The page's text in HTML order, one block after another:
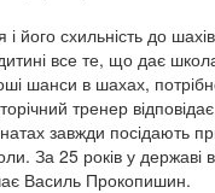
його схильність до
все те, що дає
шанси в шахах,
тренер
завжди посідають
За 25 років у державі
Василь Прокопишин.